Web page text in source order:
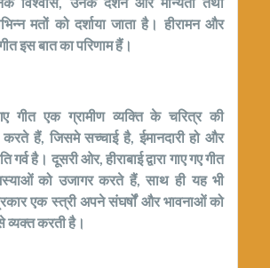
मतों को दर्शाया जाता है। हीरामन और
गीत इस बात का परिणाम हैं।
गए गीत एक ग्रामीण व्यक्ति के चरित्र की
हैं, जिसमे सच्चाई है, ईमानदारी हो और
है। दूसरी ओर, हीराबाई द्वारा गाए गए गीत
को उजागर करते हैं, साथ ही यह भी
एक स्त्री अपने संघर्षों और भावनाओं को
व्यक्त करती है।